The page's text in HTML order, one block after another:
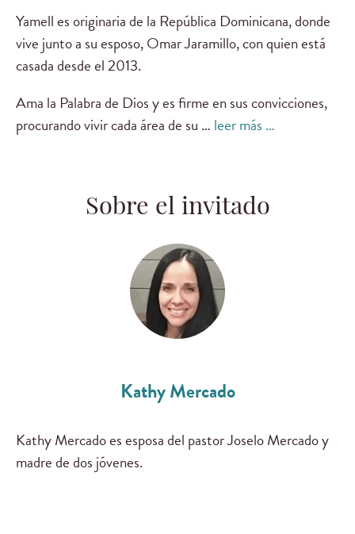
Yamell es originaria de la República Dominicana, donde
vive junto a su esposo, Omar Jaramillo, con quien está
casada desde el 2013.
Ama la Palabra de Dios y es firme en sus convicciones,
procurando vivir cada área de su … leer más …
Sobre el invitado
Kathy Mercado
Kathy Mercado es esposa del pastor Joselo Mercado y
madre de dos jóvenes.